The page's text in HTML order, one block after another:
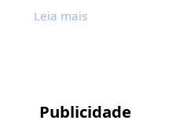
Leia mais
Publicidade